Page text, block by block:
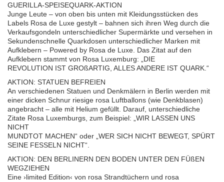
GUERILLA-SPEISEQUARK-AKTION
Junge Leute – von oben bis unten mit Kleidungsstücken des
Labels Rosa de Luxe gestylt – bahnen sich ihren Weg durch die
Verkaufsgondeln unterschiedlicher Supermärkte und versehen in
Sekundenschnelle Quarkdosen unterschiedlicher Marken mit
Aufklebern – Powered by Rosa de Luxe. Das Zitat auf den
Aufklebern stammt von Rosa Luxemburg: „DIE
REVOLUTION IST GROßARTIG, ALLES ANDERE IST QUARK.“
AKTION: STATUEN BEFREIEN
An verschiedenen Statuen und Denkmälern in Berlin werden mit
einer dicken Schnur riesige rosa Luftballons (wie Denkblasen)
angebracht – alle mit Helium gefüllt. Darauf, unterschiedliche
Zitate Rosa Luxemburgs, zum Beispiel: „WIR LASSEN UNS
NICHT
MUNDTOT MACHEN“ oder „WER SICH NICHT BEWEGT, SPÜRT
SEINE FESSELN NICHT“.
AKTION: DEN BERLINERN DEN BODEN UNTER DEN FÜßEN
WEGZIEHEN
Eine ›limited Edition‹ von rosa Strandtüchern und rosa